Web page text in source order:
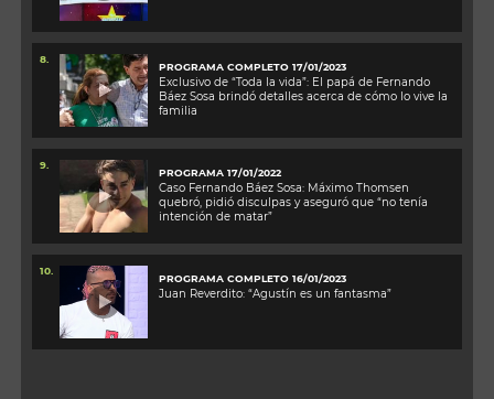
8.
PROGRAMA COMPLETO 17/01/2023
Exclusivo de “Toda la vida”: El papá de Fernando
Báez Sosa brindó detalles acerca de cómo lo vive la
familia
9.
PROGRAMA 17/01/2022
Caso Fernando Báez Sosa: Máximo Thomsen
quebró, pidió disculpas y aseguró que “no tenía
intención de matar”
10.
PROGRAMA COMPLETO 16/01/2023
Juan Reverdito: “Agustín es un fantasma”